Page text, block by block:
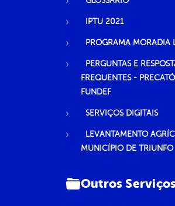
IPTU 2021
PROGRAMA MORADIA
PERGUNTAS E
FREQUENTES -
FUNDEF
SERVIÇOS DIGITAIS
LEVANTAMENTO
MUNICÍPIO DE TRIUNFO
Outros Serviços